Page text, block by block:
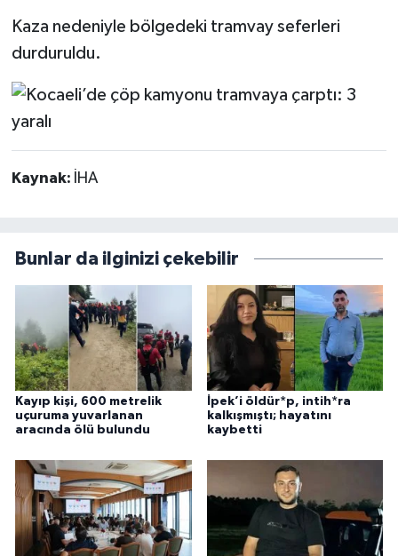
Kaza nedeniyle bölgedeki tramvay seferleri
durduruldu.
Kaynak: İHA
Bunlar da ilginizi çekebilir
Kayıp kişi, 600 metrelik
uçuruma yuvarlanan
aracında ölü bulundu
İpek’i öldür*p, intih*ra
kalkışmıştı; hayatını
kaybetti